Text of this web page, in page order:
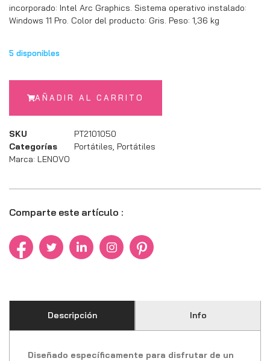
incorporado: Intel Arc Graphics. Sistema operativo instalado:
Windows 11 Pro. Color del producto: Gris. Peso: 1,36 kg
5 disponibles
AÑADIR AL CARRITO
SKU
PT2101050
Categorías
Portátiles, Portátiles
Marca: LENOVO
Comparte este artículo :
Descripción Info
Diseñado específicamente para disfrutar de un